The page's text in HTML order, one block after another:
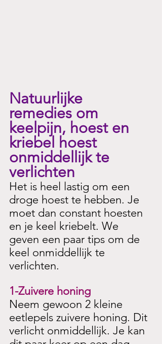
Natuurlijke
remedies om
keelpijn, hoest en
kriebel hoest
onmiddellijk te
verlichten
Het is heel lastig om een
droge hoest te hebben. Je
moet dan constant hoesten
en je keel kriebelt. We
geven een paar tips om de
keel onmiddellijk te
verlichten.
1-Zuivere honing
Neem gewoon 2 kleine
eetlepels zuivere honing. Dit
verlicht onmiddellijk. Je kan